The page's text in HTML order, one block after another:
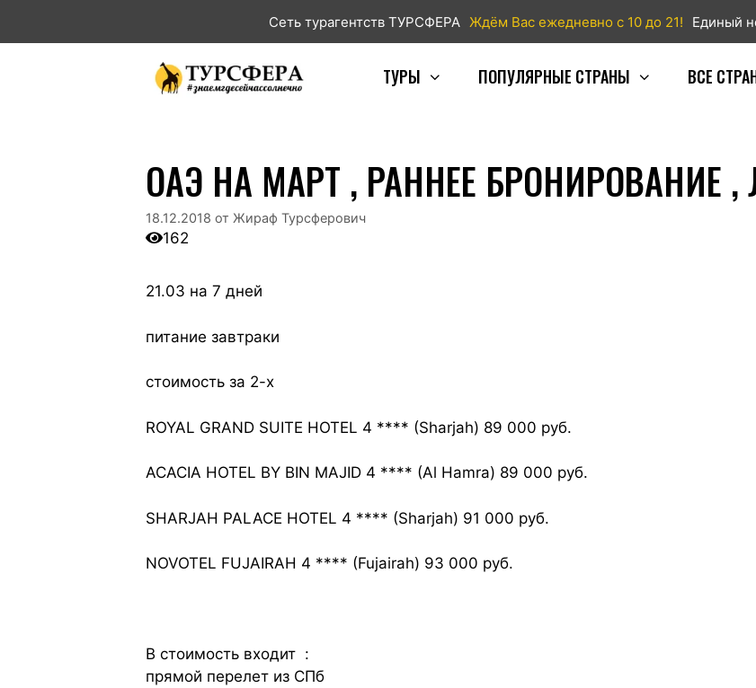
Сеть турагентств ТУРСФЕРА Ждём Вас ежедневно с 10 до 21! Единый
ТУРЫ ПОПУЛЯРНЫЕ СТРАНЫ ВСЕ
ОАЭ НА МАРТ , РАННЕЕ БРОНИРОВАНИЕ
18.12.2018 от Жираф Турсферович
162
21.03 на 7 дней
питание завтраки
стоимость за 2-х
ROYAL GRAND SUITE HOTEL 4 **** (Sharjah) 89 000 руб.
ACACIA HOTEL BY BIN MAJID 4 **** (Al Hamra) 89 000 руб.
SHARJAH PALACE HOTEL 4 **** (Sharjah) 91 000 руб.
NOVOTEL FUJAIRAH 4 **** (Fujairah) 93 000 руб.
В стоимость входит :
прямой перелет из СПб